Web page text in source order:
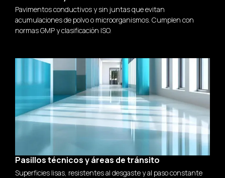
Pavimentos conductivos y sin juntas que evitan
acumulaciones de polvo o microorganismos. Cumplen con
normas GMP y clasificación ISO.
Pasillos técnicos y áreas de tránsito
Superficies lisas, resistentes al desgaste y al paso constante